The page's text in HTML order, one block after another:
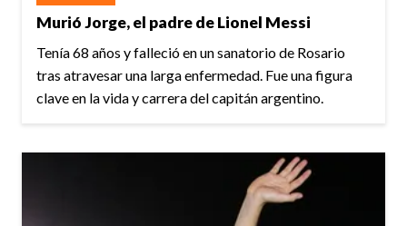
Murió Jorge, el padre de Lionel Messi
Tenía 68 años y falleció en un sanatorio de Rosario
tras atravesar una larga enfermedad. Fue una figura
clave en la vida y carrera del capitán argentino.